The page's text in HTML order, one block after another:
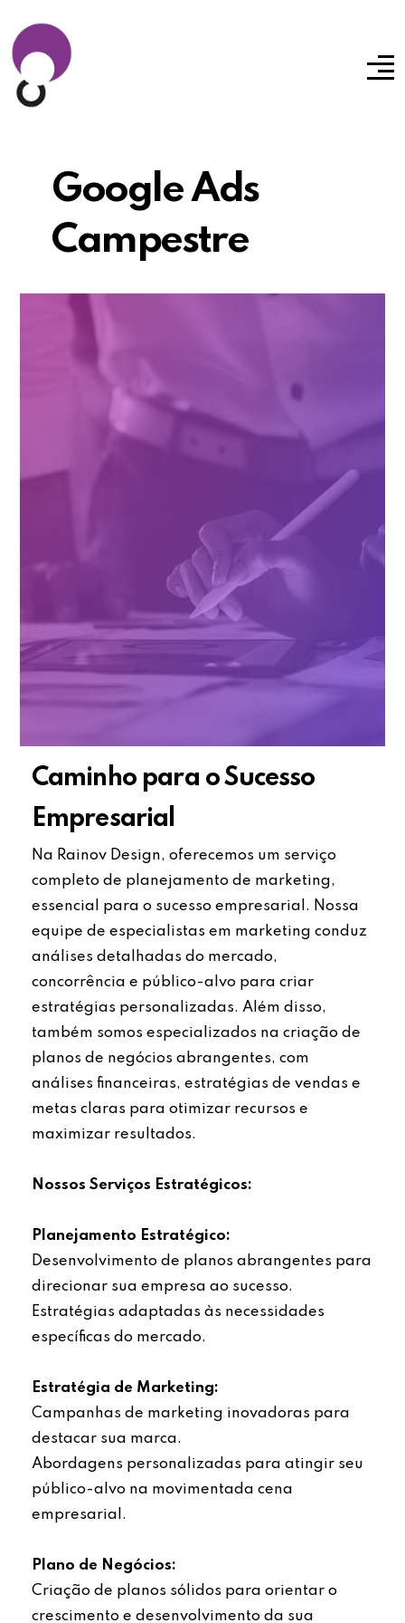
Google Ads
Campestre
Caminho para o Sucesso
Empresarial
Na Rainov Design, oferecemos um serviço
completo de planejamento de marketing,
essencial para o sucesso empresarial. Nossa
equipe de especialistas em marketing conduz
análises detalhadas do mercado,
concorrência e público-alvo para criar
estratégias personalizadas. Além disso,
também somos especializados na criação de
planos de negócios abrangentes, com
análises financeiras, estratégias de vendas e
metas claras para otimizar recursos e
maximizar resultados.
Nossos Serviços Estratégicos:
Planejamento Estratégico:
Desenvolvimento de planos abrangentes para
direcionar sua empresa ao sucesso.
Estratégias adaptadas às necessidades
específicas do mercado.
Estratégia de Marketing:
Campanhas de marketing inovadoras para
destacar sua marca.
Abordagens personalizadas para atingir seu
público-alvo na movimentada cena
empresarial.
Plano de Negócios:
Criação de planos sólidos para orientar o
crescimento e desenvolvimento da sua